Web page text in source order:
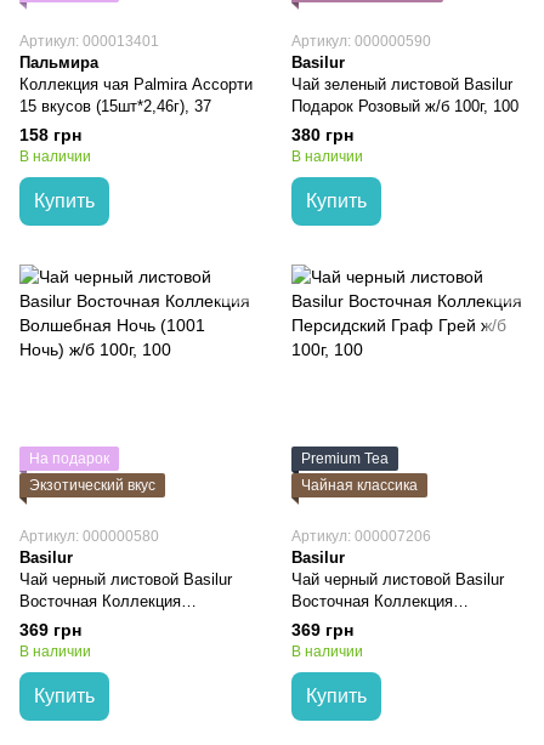
Артикул: 000013401
Пальмира
Коллекция чая Palmira Ассорти
15 вкусов (15шт*2,46г), 37
158 грн
В наличии
Купить
Артикул: 000000590
Basilur
Чай зеленый листовой Basilur
Подарок Розовый ж/б 100г, 100
380 грн
В наличии
Купить
На подарок
Экзотический вкус
Артикул: 000000580
Basilur
Чай черный листовой Basilur
Восточная Коллекция
Волшебная Ночь (1001 Ночь)
ж/б 100г, 100
369 грн
В наличии
Купить
Premium Tea
Чайная классика
Артикул: 000007206
Basilur
Чай черный листовой Basilur
Восточная Коллекция
Персидский Граф Грей ж/б
100г, 100
369 грн
В наличии
Купить